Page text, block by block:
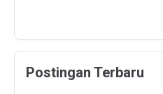
Postingan Terbaru